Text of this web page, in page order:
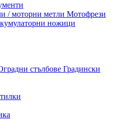
/ моторни метли Мотофрези
ножици
стълбове Градински